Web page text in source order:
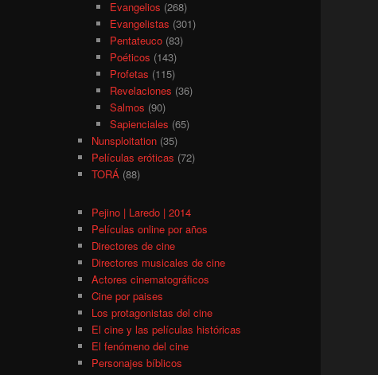
Evangelios (268)
Evangelistas (301)
Pentateuco(83)
Poéticos (143)
Profetas (115)
Revelaciones (36)
Salmos (90)
Sapienciales (65)
Nunsploitation (35)
Películas eróticas (72)
TORÁ (88)
Pejino | Laredo | 2014
Películas online por años
Directores de cine
Directores musicales de cine
Actores cinematográficos
Cine por paises
Los protagonistas del cine
El cine y las películas históricas
El fenómeno del cine
Personajes bíblicos